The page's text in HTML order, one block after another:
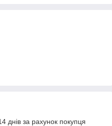
днів за рахунок покупця